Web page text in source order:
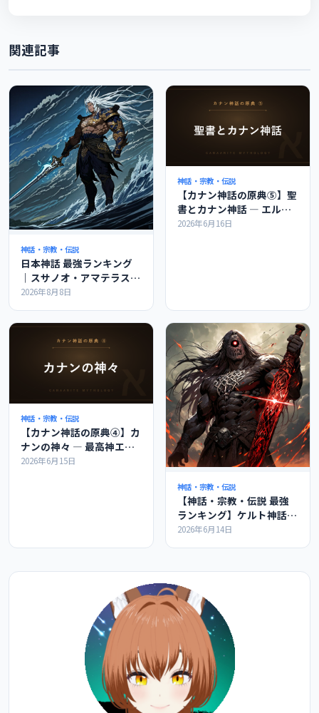
関連記事
神話・宗教・伝説
日本神話 最強ランキング
｜スサノオ・アマテラスは
世界で何位か
2026年8月8日
神話・宗教・伝説
【カナン神話の原典⑤】聖
書とカナン神話 ― エル・
バアル・レヴィアタンのつ
2026年6月16日
神話・宗教・伝説
【カナン神話の原典④】カ
ナンの神々 ― 最高神エル
とバアル、神々の会議を解
2026年6月15日
神話・宗教・伝説
【神話・宗教・伝説 最強
ランキング】ケルト神話の
最強ランキングの紹介
2026年6月14日